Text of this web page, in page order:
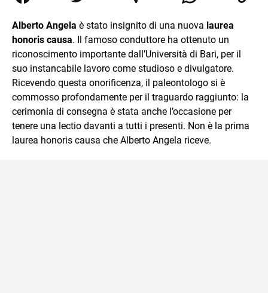
comunicazione specializzandosi nella scrittura di articoli
Alberto Angela è stato insignito di una nuova laurea
honoris causa. Il famoso conduttore ha ottenuto un
riconoscimento importante dall’Università di Bari, per il
suo instancabile lavoro come studioso e divulgatore.
Ricevendo questa onorificenza, il paleontologo si è
commosso profondamente per il traguardo raggiunto: la
cerimonia di consegna è stata anche l’occasione per
tenere una lectio davanti a tutti i presenti. Non è la prima
laurea honoris causa che Alberto Angela riceve.